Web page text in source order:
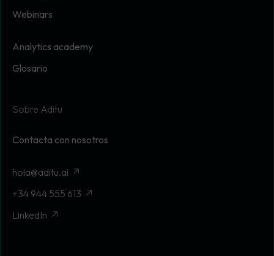
Webinars
Analytics academy
Glosario
Sobre Aditu
Contacta con nosotros
hola@aditu.ai
+34 944 555 613
LinkedIn